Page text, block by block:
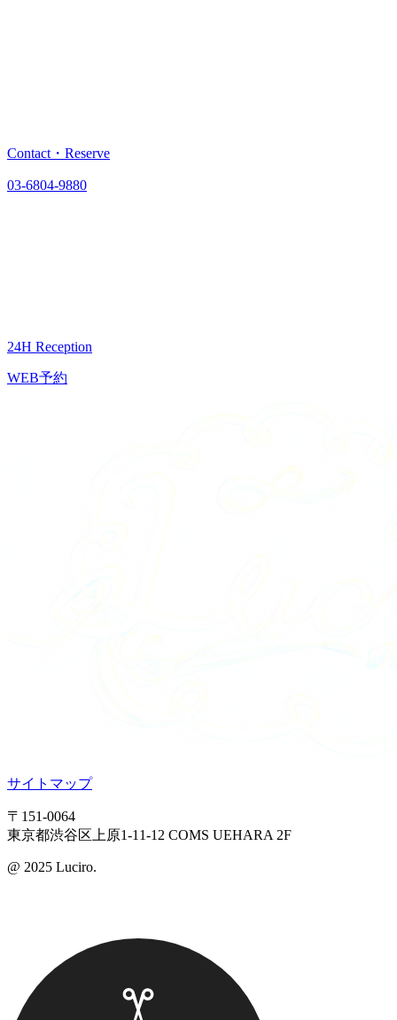
Contact・Reserve
03-6804-9880
24H Reception
WEB予約
サイトマップ
〒151-0064
東京都渋谷区上原1-11-12 COMS UEHARA 2F
@ 2025 Luciro.